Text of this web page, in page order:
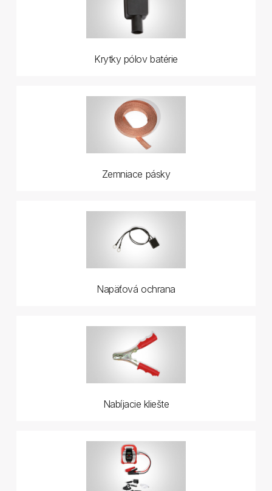
Krytky pólov batérie
Zemniace pásky
Napäťová ochrana
Nabíjacie kliešte